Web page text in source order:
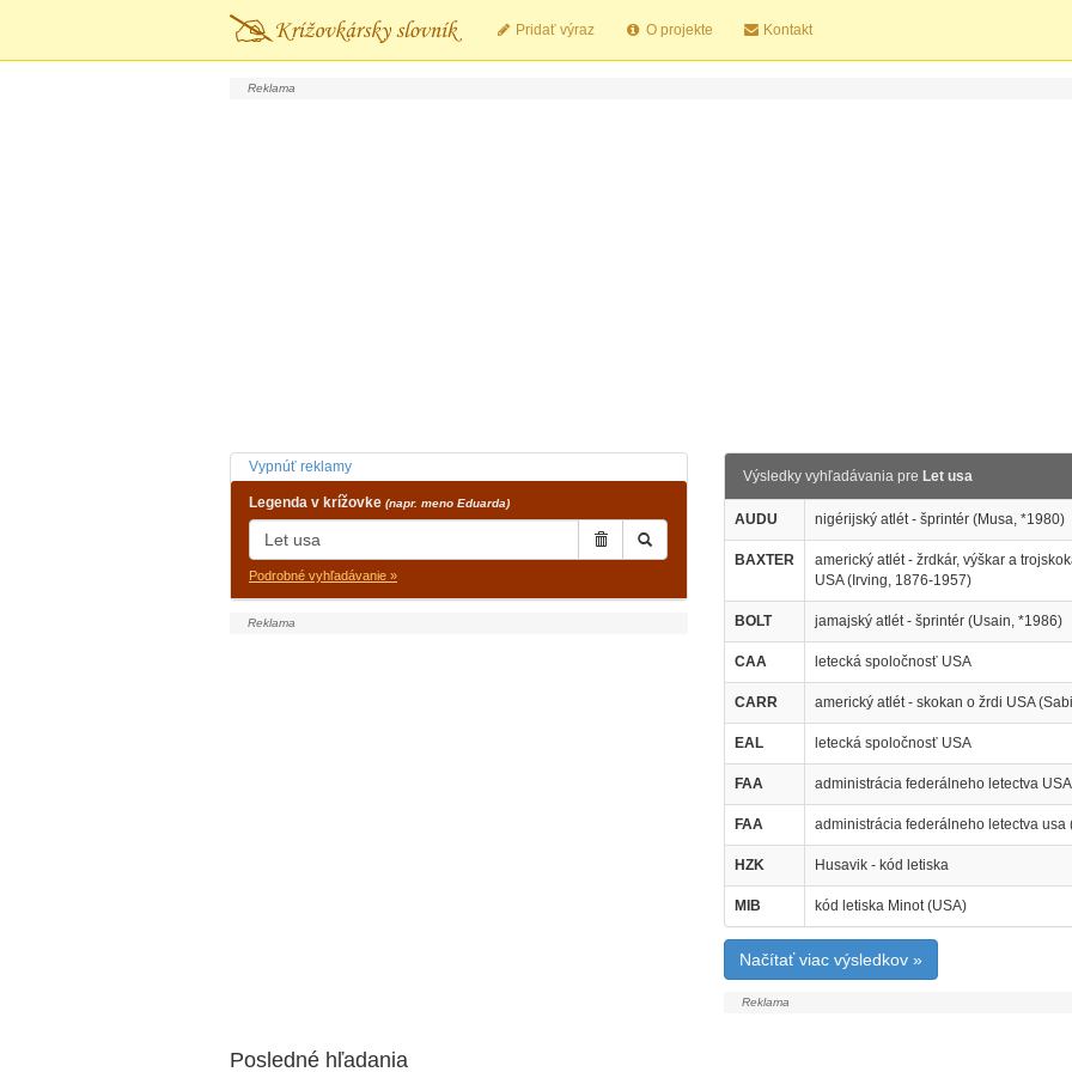
Pridať výraz O projekte Kontakt
Vypnúť reklamy
Legenda v krížovke (napr. meno Eduarda)
Podrobné vyhľadávanie »
Výsledky vyhľadávania pre Let usa
AUDU nigérijský atlét - šprintér (Musa, *1980)
BAXTER
americký atlét - žrdkár, výškar a
USA (Irving, 1876-1957)
BOLT jamajský atlét - šprintér (Usain, *1986)
CAA letecká spoločnosť USA
CARR americký atlét - skokan o žrdi USA
EAL letecká spoločnosť USA
FAA administrácia federálneho letectva
FAA administrácia federálneho letectva usa
HZK Husavik - kód letiska
MIB kód letiska Minot (USA)
Načítať viac výsledkov »
Posledné hľadania